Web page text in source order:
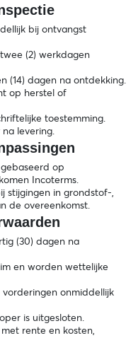
bij ontvangst
(2) werkdagen
(14) dagen na ontdekking.
op herstel of
toestemming.
na levering.
op
Incoterms.
stijgingen in grondstof-,
de overeenkomst.
(30) dagen na
en worden wettelijke
onmiddellijk
is uitgesloten.
rente en kosten,